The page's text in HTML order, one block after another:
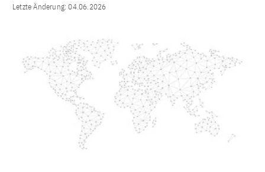
Letzte Änderung:04.06.2026